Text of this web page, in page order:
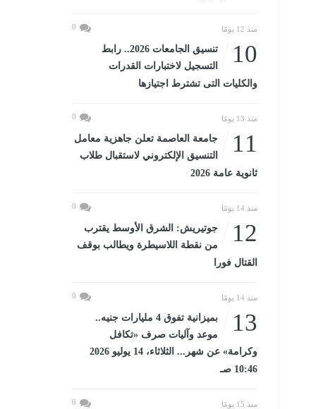
منذ 12 يومًا 0
10
تنسيق الجامعات 2026.. رابط
التسجيل لاختبارات القدرات
والكليات التى تشترط اجتيازها
منذ 13 يومًا 0
11
جامعة العاصمة تعلن جاهزية معامل
التنسيق الإلكتروني لاستقبال طلاب
ثانوية عامة 2026
منذ 14 يومًا 0
12
جوتيريش: الشرق الأوسط يقترب
من نقطة اللاسيطرة ويطالب بوقف
القتال فورا
منذ 14 يومًا 0
13
بميزانية تفوق 4 مليارات جنيه..
موعد وآليات صرف «تكافل
وكرامة» عن شهر... الثلاثاء، 14 يوليو 2026
10:46 صـ
منذ 15 يومًا 0